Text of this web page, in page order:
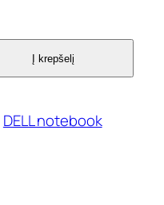
Į krepšelį
DELL notebook